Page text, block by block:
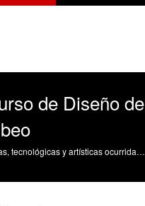
de Diseño de
Divulgación de las actividades científicas, tecnológicas y artísticas ocurridas en los tres campus de la UPV